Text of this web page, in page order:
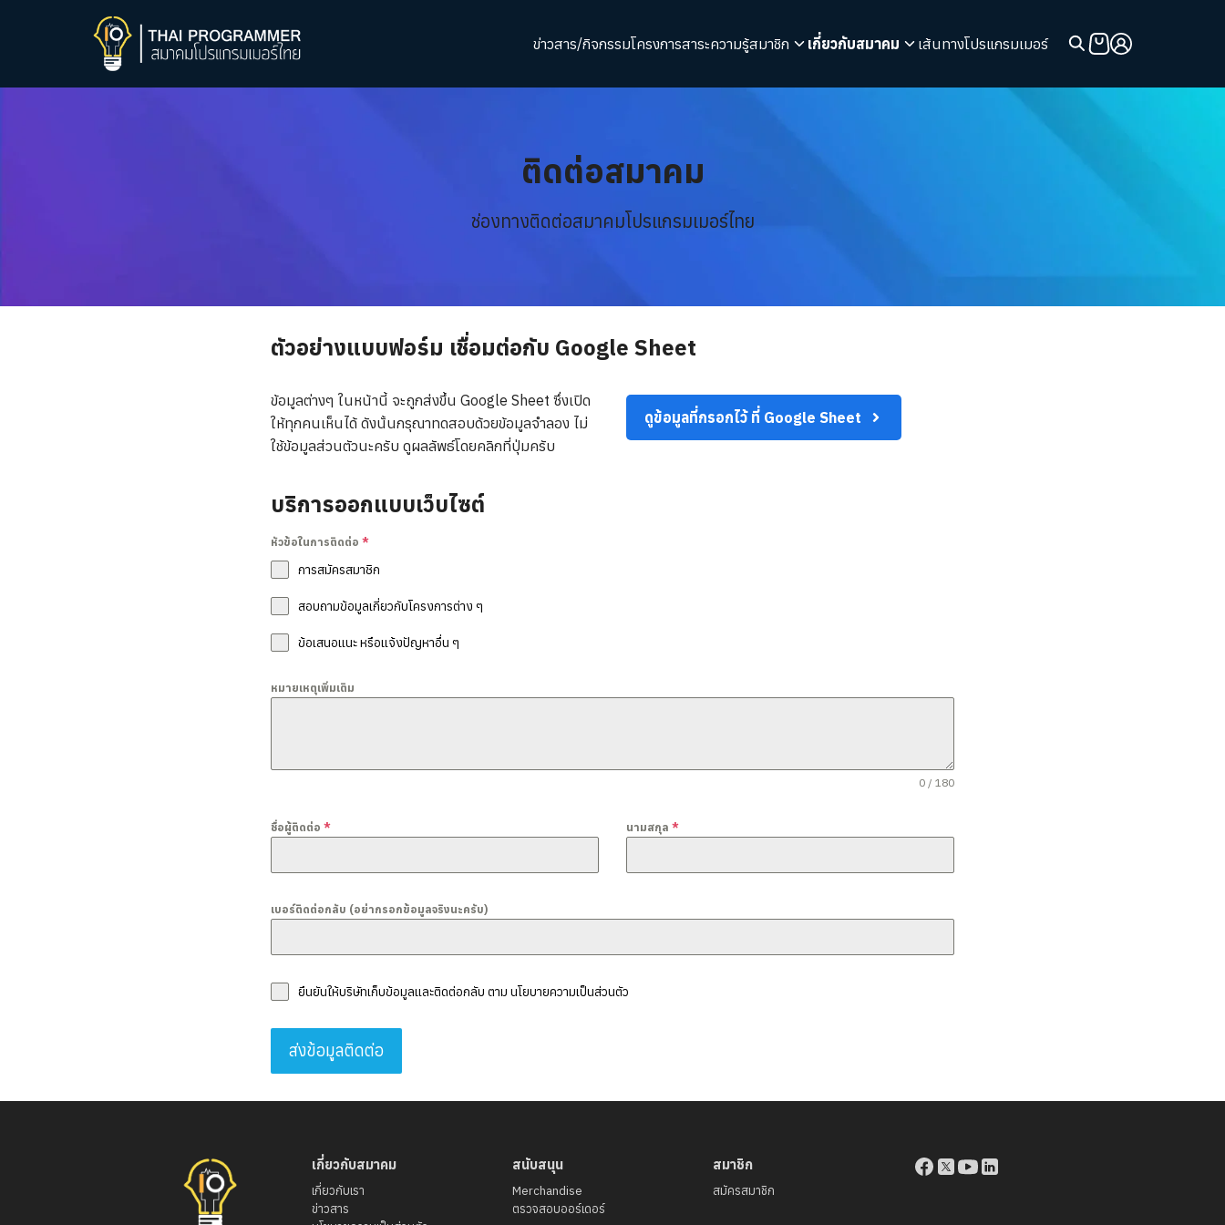
ข่าวสาร/กิจกรรมโครงการสาระความรู้สมาชิก เกี่ยวกับสมาคม เส้นทางโปรแกรมเมอร์
ติดต่อสมาคม
ช่องทางติดต่อสมาคมโปรแกรมเมอร์ไทย
ตัวอย่างแบบฟอร์ม เชื่อมต่อกับ Google Sheet
ข้อมูลต่างๆ ในหน้านี้ จะถูกส่งขึ้น Google Sheet ซึ่งเปิด
ให้ทุกคนเห็นได้ ดังนั้นกรุณาทดสอบด้วยข้อมูลจำลอง ไม่
ใช้ข้อมูลส่วนตัวนะครับ ดูผลลัพธ์โดยคลิกที่ปุ่มครับ
ดูข้อมูลที่กรอกไว้ ที่ Google Sheet
บริการออกแบบเว็บไซต์
หัวข้อในการติดต่อ *
การสมัครสมาชิก
สอบถามข้อมูลเกี่ยวกับโครงการต่าง ๆ
ข้อเสนอแนะ หรือแจ้งปัญหาอื่น ๆ
หมายเหตุเพิ่มเติม
0 / 180
ชื่อผู้ติดต่อ * นามสกุล *
เบอร์ติดต่อกลับ (อย่ากรอกข้อมูลจริงนะครับ)
ยืนยันให้บริษัทเก็บข้อมูลและติดต่อกลับ ตาม นโยบายความเป็นส่วนตัว
ส่งข้อมูลติดต่อ
เกี่ยวกับสมาคม
เกี่ยวกับเรา
ข่าวสาร
สนับสนุน
Merchandise
ตรวจสอบออร์เดอร์
สมาชิก
สมัครสมาชิก